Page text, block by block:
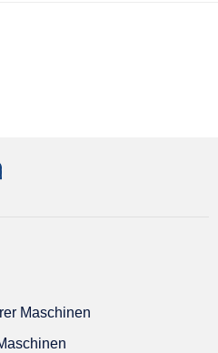
Maschinen